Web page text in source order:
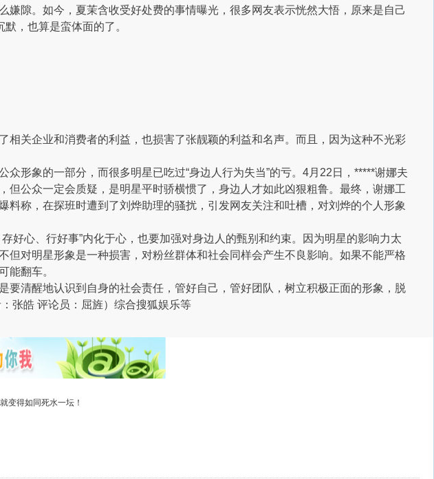
隙。如今，夏茉含收受好处费的事情曝光，很多网友表示恍然大悟，原来是自己
，也算是蛮体面的了。
关企业和消费者的利益，也损害了张靓颖的利益和名声。而且，因为这种不光彩
形象的一部分，而很多明星已吃过“身边人行为失当”的亏。4月22日，*****谢娜夫
公众一定会质疑，是明星平时骄横惯了，身边人才如此凶狠粗鲁。最终，谢娜工
称，在探班时遭到了刘烨助理的骚扰，引发网友关注和吐槽，对刘烨的个人形象
好心、行好事”内化于心，也要加强对身边人的甄别和约束。因为明星的影响力太
对明星形象是一种损害，对粉丝群体和社会同样会产生不良影响。如果不能严格
能翻车。
清醒地认识到自身的社会责任，管好自己，管好团队，树立积极正面的形象，脱
张皓 评论员：屈旌） 综合搜狐娱乐等
变得如同死水一坛！